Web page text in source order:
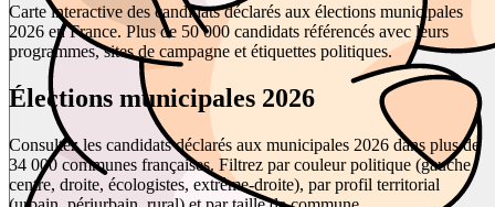
Carte interactive des candidats déclarés aux élections municipales
2026 en France. Plus de 50 000 candidats référencés avec leurs
programmes, sites de campagne et étiquettes politiques.
Élections municipales 2026
Consultez les candidats déclarés aux municipales 2026 dans plus de
34 000 communes françaises. Filtrez par couleur politique (gauche,
centre, droite, écologistes, extrême-droite), par profil territorial